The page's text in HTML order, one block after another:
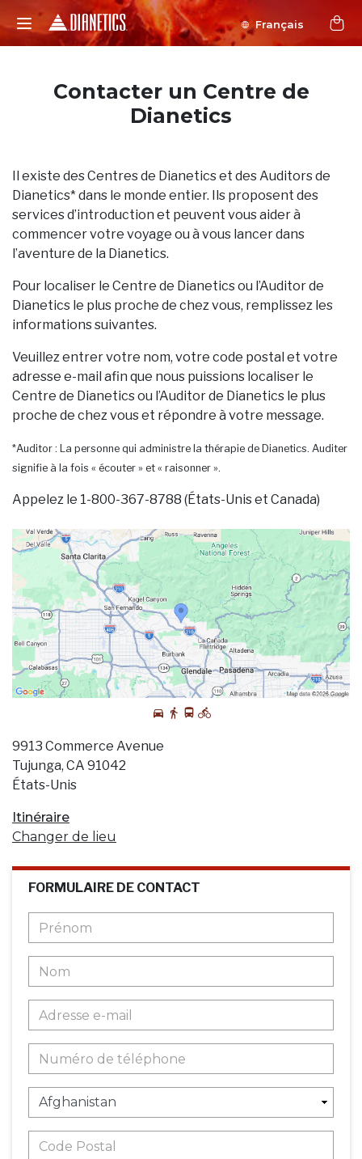
Français
Contacter un Centre de
Dianetics
Il existe des Centres de Dianetics et des Auditors de
Dianetics* dans le monde entier. Ils proposent des
services d’introduction et peuvent vous aider à
commencer votre voyage ou à vous lancer dans
l’aventure de la Dianetics.
Pour localiser le Centre de Dianetics ou l’Auditor de
Dianetics le plus proche de chez vous, remplissez les
informations suivantes.
Veuillez entrer votre nom, votre code postal et votre
adresse e-mail afin que nous puissions localiser le
Centre de Dianetics ou l’Auditor de Dianetics le plus
proche de chez vous et répondre à votre message.
*Auditor : La personne qui administre la thérapie de Dianetics. Auditer
signifie à la fois « écouter » et « raisonner ».
Appelez le 1-800-367-8788 (États-Unis et Canada)
9913 Commerce Avenue
Tujunga, CA 91042
États-Unis
Itinéraire
Changer de lieu
FORMULAIRE DE CONTACT